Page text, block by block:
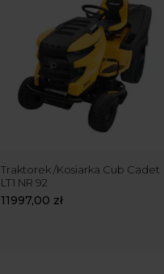
Traktorek /Kosiarka Cub Cadet
LT1 NR 92
11997,00 zł